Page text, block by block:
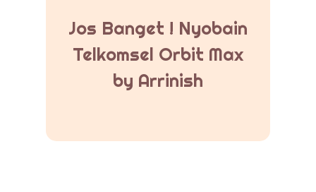
Jos Banget ! Nyobain
Telkomsel Orbit Max
by Arrinish